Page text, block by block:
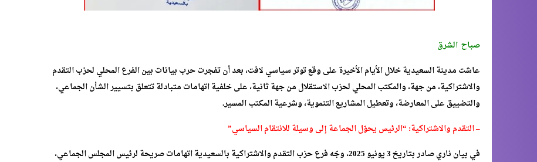
صباح الشرق
عاشت مدينة السعيدية خلال الأيام الأخيرة على وقع توتر سياسي لافت، بعد أن تفجرت حرب بيانات بين الفرع المحلي لحزب التقدم
والاشتراكية، من جهة، والمكتب المحلي لحزب الاستقلال من جهة ثانية، على خلفية اتهامات متبادلة تتعلق بتسيير الشأن الجماعي،
والتضييق على المعارضة، وتعطيل المشاريع التنموية، وشرعية المكتب المسير.
– التقدم والاشتراكية: “الرئيس يحوّل الجماعة إلى وسيلة للانتقام السياسي”
في بيان ناري صادر بتاريخ 3 يونيو 2025، وجّه فرع حزب التقدم والاشتراكية بالسعيدية اتهامات صريحة لرئيس المجلس الجماعي،